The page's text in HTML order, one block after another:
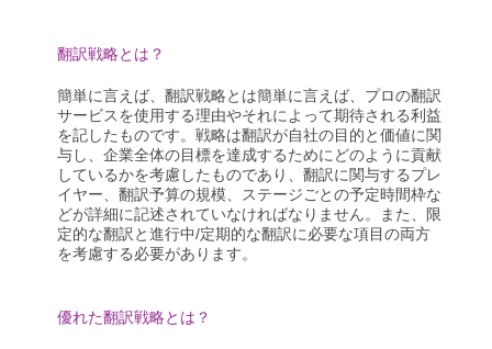
翻訳戦略とは？
簡単に言えば、翻訳戦略とは簡単に言えば、プロの翻訳
サービスを使用する理由やそれによって期待される利益
を記したものです。戦略は翻訳が自社の目的と価値に関
与し、企業全体の目標を達成するためにどのように貢献
しているかを考慮したものであり、翻訳に関与するプレ
イヤー、翻訳予算の規模、ステージごとの予定時間枠な
どが詳細に記述されていなければなりません。また、限
定的な翻訳と進行中/定期的な翻訳に必要な項目の両方
を考慮する必要があります。
優れた翻訳戦略とは？